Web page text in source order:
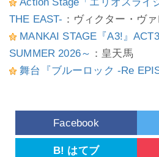
THE EAST- ：ヴィクター・ヴ
MANKAI STAGE『A3!』
SUMMER 2026～ ：皇天馬
舞台『ブルーロック -Re
Facebook
B! はてブ